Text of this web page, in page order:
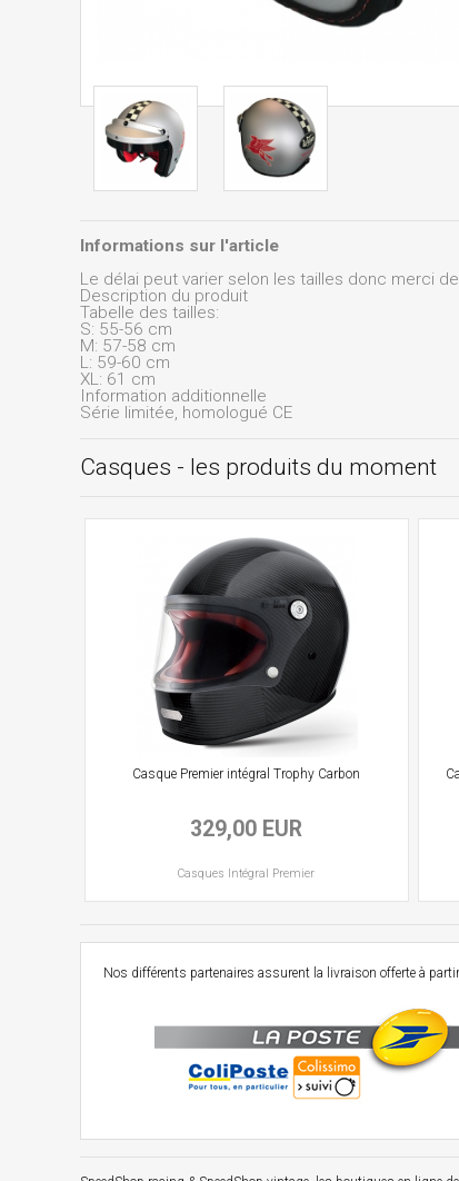
Informations sur l'article
Le délai peut varier selon les tailles donc merci
Description du produit
Tabelle des tailles:
S: 55-56 cm
M: 57-58 cm
L: 59-60 cm
XL: 61 cm
Information additionnelle
Série limitée, homologué CE
Casques - les produits du moment
Casque Premier intégral Trophy Carbon
329,00 EUR
Casques Intégral Premier
Nos différents partenaires assurent la livraison offerte à